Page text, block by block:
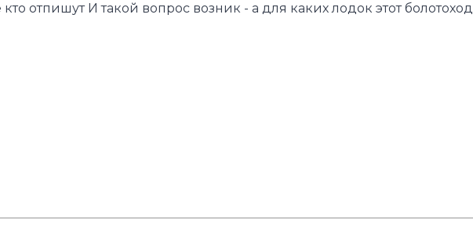
отпишут И такой вопрос возник - а для каких лодок этот болотоход